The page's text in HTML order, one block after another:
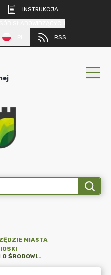
INSTRUKCJA
RSS
MIASTA
UDOSTĘPNIANIE INFORMACJI O ŚRODOWISKU ZNAJDUJĄCYCH SIĘ W POSIADANIU BURMISTRZA MIKOŁOWA „NA WNIOSEK”